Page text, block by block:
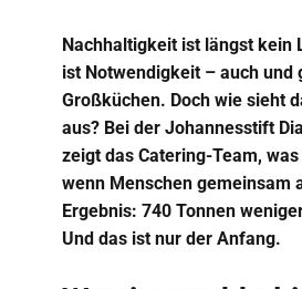
Nachhaltigkeit ist längst kein
ist Notwendigkeit – auch und
Großküchen. Doch wie sieht
aus? Bei der Johannesstift
zeigt das Catering-Team,
wenn Menschen gemeinsam
Ergebnis: 740 Tonnen
Und das ist nur der Anfang.